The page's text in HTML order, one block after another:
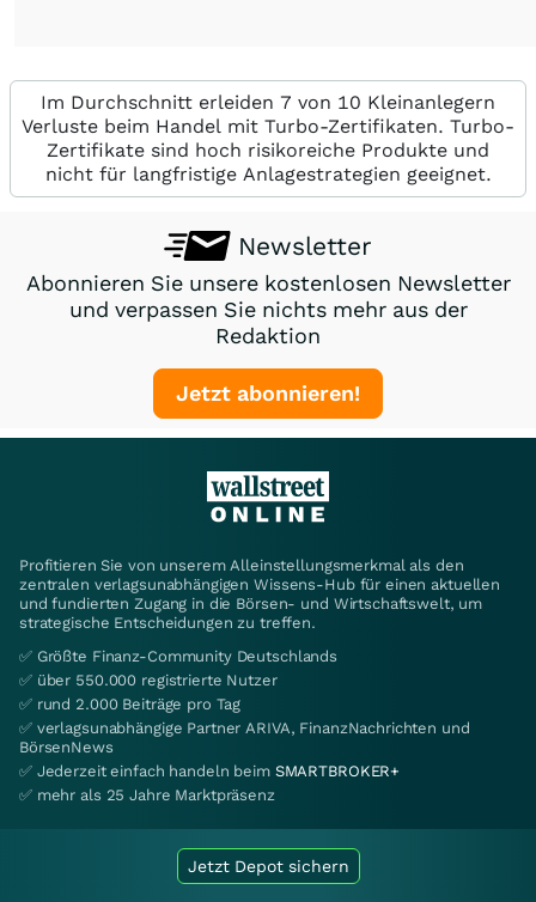
Im Durchschnitt erleiden 7 von 10 Kleinanlegern
Verluste beim Handel mit Turbo-Zertifikaten. Turbo-
Zertifikate sind hoch risikoreiche Produkte und
nicht für langfristige Anlagestrategien geeignet.
Newsletter
Abonnieren Sie unsere kostenlosen Newsletter
und verpassen Sie nichts mehr aus der
Redaktion
Jetzt abonnieren!
Profitieren Sie von unserem Alleinstellungsmerkmal als den
zentralen verlagsunabhängigen Wissens-Hub für einen aktuellen
und fundierten Zugang in die Börsen- und Wirtschaftswelt, um
strategische Entscheidungen zu treffen.
✅ Größte Finanz-Community Deutschlands
✅ über 550.000 registrierte Nutzer
✅ rund 2.000 Beiträge pro Tag
✅ verlagsunabhängige Partner ARIVA, FinanzNachrichten und
BörsenNews
✅ Jederzeit einfach handeln beim SMARTBROKER+
✅ mehr als 25 Jahre Marktpräsenz
Jetzt Depot sichern